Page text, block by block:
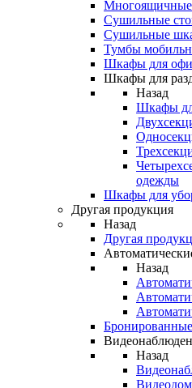
Сушильные
Сушильные
Тумбы
Шкафы для
Шкафы для
Назад
Шкафы
одежды
Шкафы для
Другая продукция
Назад
Другая
Назад
Назад